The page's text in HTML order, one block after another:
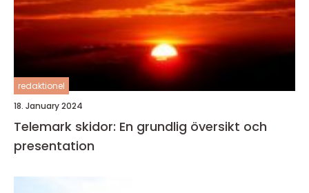
redaktionel
18. January 2024
Telemark skidor: En grundlig översikt och
presentation